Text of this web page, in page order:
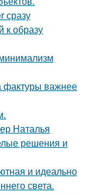
сразу
к образу
фактуры важнее
Наталья
решения и
и идеально
света.